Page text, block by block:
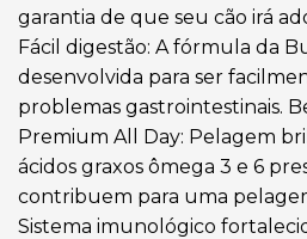
garantia de que seu cão irá
Fácil digestão: A fórmula da
desenvolvida para ser
problemas gastrointestinais.
Premium All Day: Pelagem
ácidos graxos ômega 3 e 6
contribuem para uma
Sistema imunológico